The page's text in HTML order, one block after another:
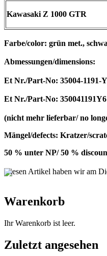
Kawasaki Z 1000 GTR
Farbe/color: grün met.,
Abmessungen/dimensions:
Et Nr./Part-No: 35004-1191-
Et Nr./Part-No:
(nicht mehr lieferbar/ no
Mängel/defects: Kratzer/
50 % unter NP/ 50 %
Diesen Artikel haben wir am
Warenkorb
Ihr Warenkorb ist leer.
Zuletzt angesehen